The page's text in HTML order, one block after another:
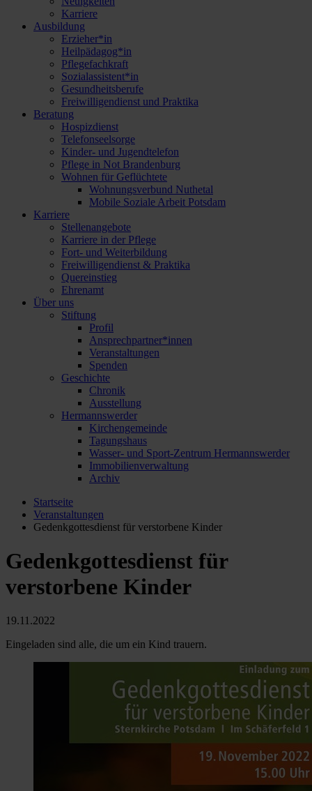
Karriere
Ausbildung
Erzieher*in
Heilpädagog*in
Pflegefachkraft
Sozialassistent*in
Gesundheitsberufe
Freiwilligendienst und Praktika
Beratung
Hospizdienst
Telefonseelsorge
Kinder- und Jugendtelefon
Pflege in Not Brandenburg
Wohnen für Geflüchtete
Wohnungsverbund Nuthetal
Mobile Soziale Arbeit Potsdam
Karriere
Stellenangebote
Karriere in der Pflege
Fort- und Weiterbildung
Freiwilligendienst & Praktika
Quereinstieg
Ehrenamt
Über uns
Stiftung
Profil
Ansprechpartner*innen
Veranstaltungen
Spenden
Geschichte
Chronik
Ausstellung
Hermannswerder
Kirchengemeinde
Tagungshaus
Wasser- und Sport-Zentrum Hermannswerder
Immobilienverwaltung
Archiv
Startseite
Veranstaltungen
Gedenkgottesdienst für verstorbene Kinder
Gedenkgottesdienst für
verstorbene Kinder
19.11.2022
Eingeladen sind alle, die um ein Kind trauern.